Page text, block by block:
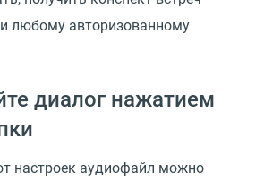
любому авторизованному
диалог нажатием
настроек аудиофайл можно